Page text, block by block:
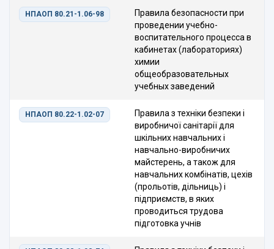
НПАОП 80.21-1.06-98
Правила безопасности при
проведении учебно-
воспитательного процесса в
кабинетах (лабораториях)
химии
общеобразовательных
учебных заведений
НПАОП 80.22-1.02-07
Правила з техніки безпеки і
виробничої санітарії для
шкільних навчальних і
навчально-виробничих
майстерень, а також для
навчальних комбінатів, цехів
(прольотів, дільниць) і
підприємств, в яких
проводиться трудова
підготовка учнів